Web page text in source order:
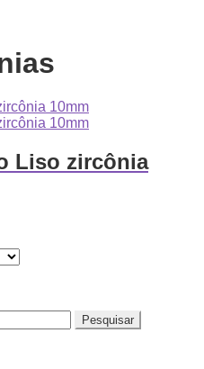
Liso zircônia